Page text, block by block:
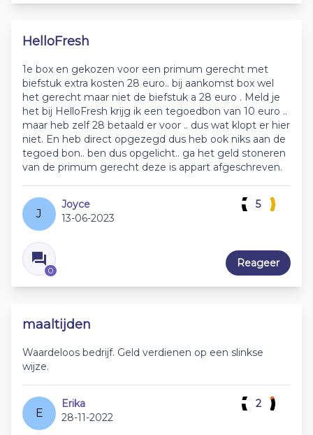
HelloFresh
1e box en gekozen voor een primum gerecht met
biefstuk extra kosten 28 euro.. bij aankomst box wel
het gerecht maar niet de biefstuk a 28 euro . Meld je
het bij HelloFresh krijg ik een tegoedbon van 10 euro ..
maar heb zelf 28 betaald er voor .. dus wat klopt er hier
niet. En heb direct opgezegd dus heb ook niks aan de
tegoed bon.. ben dus opgelicht.. ga het geld stoneren
van de primum gerecht deze is appart afgeschreven.
J
Joyce
13-06-2023
0
5
Reageer
maaltijden
Waardeloos bedrijf. Geld verdienen op een slinkse
wijze.
E
Erika
28-11-2022
2